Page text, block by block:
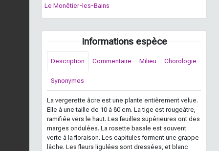
Le Monêtier-les-Bains
Informations espèce
Description Commentaire Milieu Chorologie
Synonymes
La vergerette âcre est une plante entièrement velue.
Elle à une taille de 10 à 80 cm. La tige est rougeâtre,
ramifiée vers le haut. Les feuilles supérieures ont des
marges ondulées. La rosette basale est souvent
verte à la floraison. Les capitules forment une grappe
lâche. Les fleurs ligulées sont dressées, et blanc